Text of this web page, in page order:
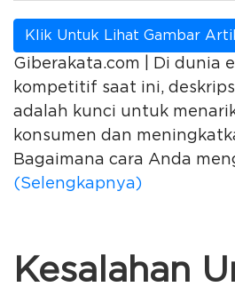
Klik Untuk Lihat Gambar
Giberakata.com | Di dunia
kompetitif saat ini,
adalah kunci untuk
konsumen dan
Bagaimana cara Anda
(Selengkapnya)
Kesalahan